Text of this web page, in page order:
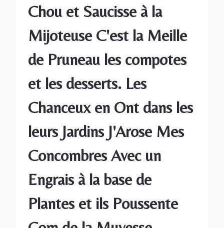
Chou et Saucisse à la
Mijoteuse C'est la Meille
de Pruneau les compotes
et les desserts. Les
Chanceux en Ont dans les
leurs Jardins J'Arose Mes
Concombres Avec un
Engrais à la base de
Plantes et ils Poussente